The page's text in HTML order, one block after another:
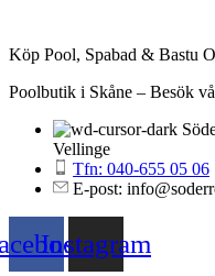
Köp Pool, Spabad & Bastu
Poolbutik i Skåne – Besök
Vellinge
Tfn: 040-655 05 06
E-post:
Instagram